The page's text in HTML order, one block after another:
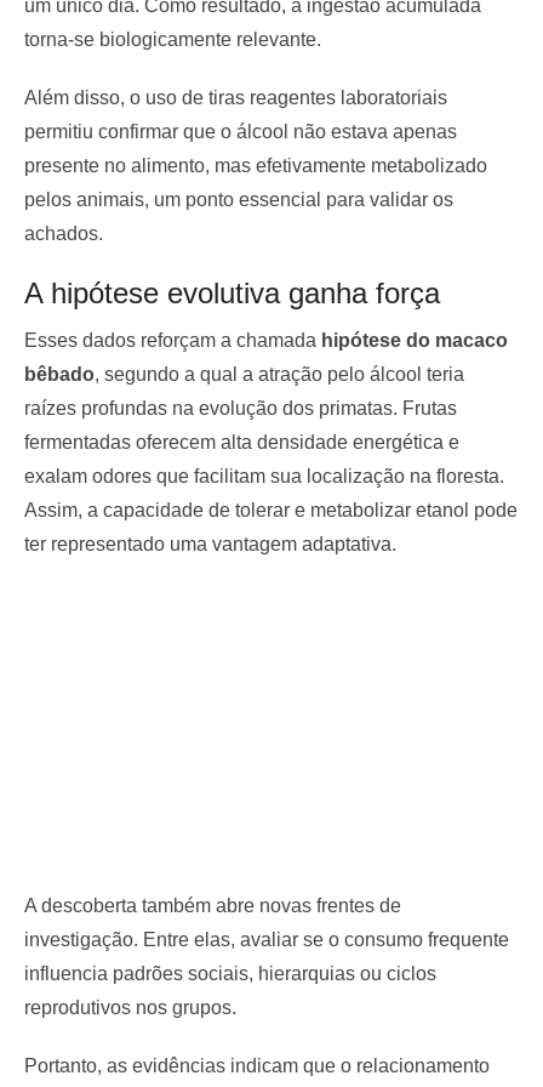
um único dia. Como resultado, a ingestão acumulada
torna-se biologicamente relevante.
Além disso, o uso de tiras reagentes laboratoriais
permitiu confirmar que o álcool não estava apenas
presente no alimento, mas efetivamente metabolizado
pelos animais, um ponto essencial para validar os
achados.
A hipótese evolutiva ganha força
Esses dados reforçam a chamada hipótese do macaco
bêbado, segundo a qual a atração pelo álcool teria
raízes profundas na evolução dos primatas. Frutas
fermentadas oferecem alta densidade energética e
exalam odores que facilitam sua localização na floresta.
Assim, a capacidade de tolerar e metabolizar etanol pode
ter representado uma vantagem adaptativa.
A descoberta também abre novas frentes de
investigação. Entre elas, avaliar se o consumo frequente
influencia padrões sociais, hierarquias ou ciclos
reprodutivos nos grupos.
Portanto, as evidências indicam que o relacionamento